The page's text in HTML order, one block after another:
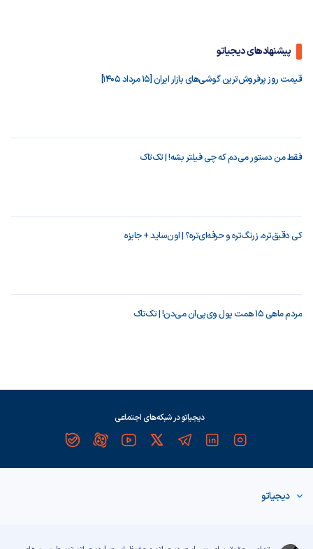
پیشنهادهای دیجیاتو
قیمت روز پرفروش‌ترین گوشی‌های بازار ایران [15 مرداد 1405]
فقط من دستور می‌دم که چی فیلتر بشه! | تک‌تاک
کی دقیق‌تره، زرنگ‌تره و حرفه‌ای‌تره؟ | اون‌ساید + جایزه
مردم ماهی ۱۵ همت پول وی‌پی‌ان می‌دن! | تک‌تاک
دیجیاتو در شبکه‌های اجتماعی
دیجیاتو